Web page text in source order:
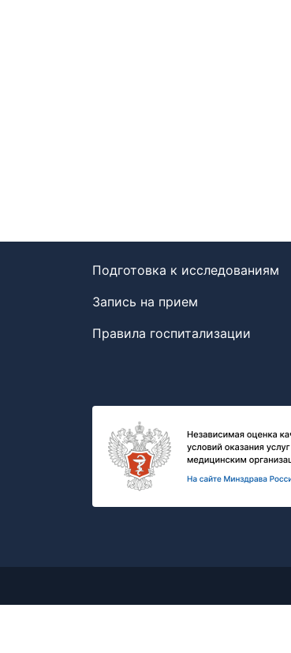
Подготовка к исследованиям
Запись на прием
Правила госпитализации